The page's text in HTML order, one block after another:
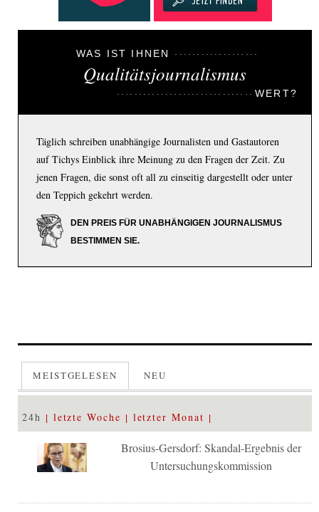
WAS IST IHNEN
Qualitätsjournalismus
WERT?
Täglich schreiben unabhängige Journalisten und Gastautoren
auf Tichys Einblick ihre Meinung zu den Fragen der Zeit. Zu
jenen Fragen, die sonst oft all zu einseitig dargestellt oder unter
den Teppich gekehrt werden.
DEN PREIS FÜR UNABHÄNGIGEN JOURNALISMUS
BESTIMMEN SIE.
MEISTGELESEN NEU
24h letzte Woche letzter Monat
Brosius-Gersdorf: Skandal-Ergebnis der
Untersuchungskommission